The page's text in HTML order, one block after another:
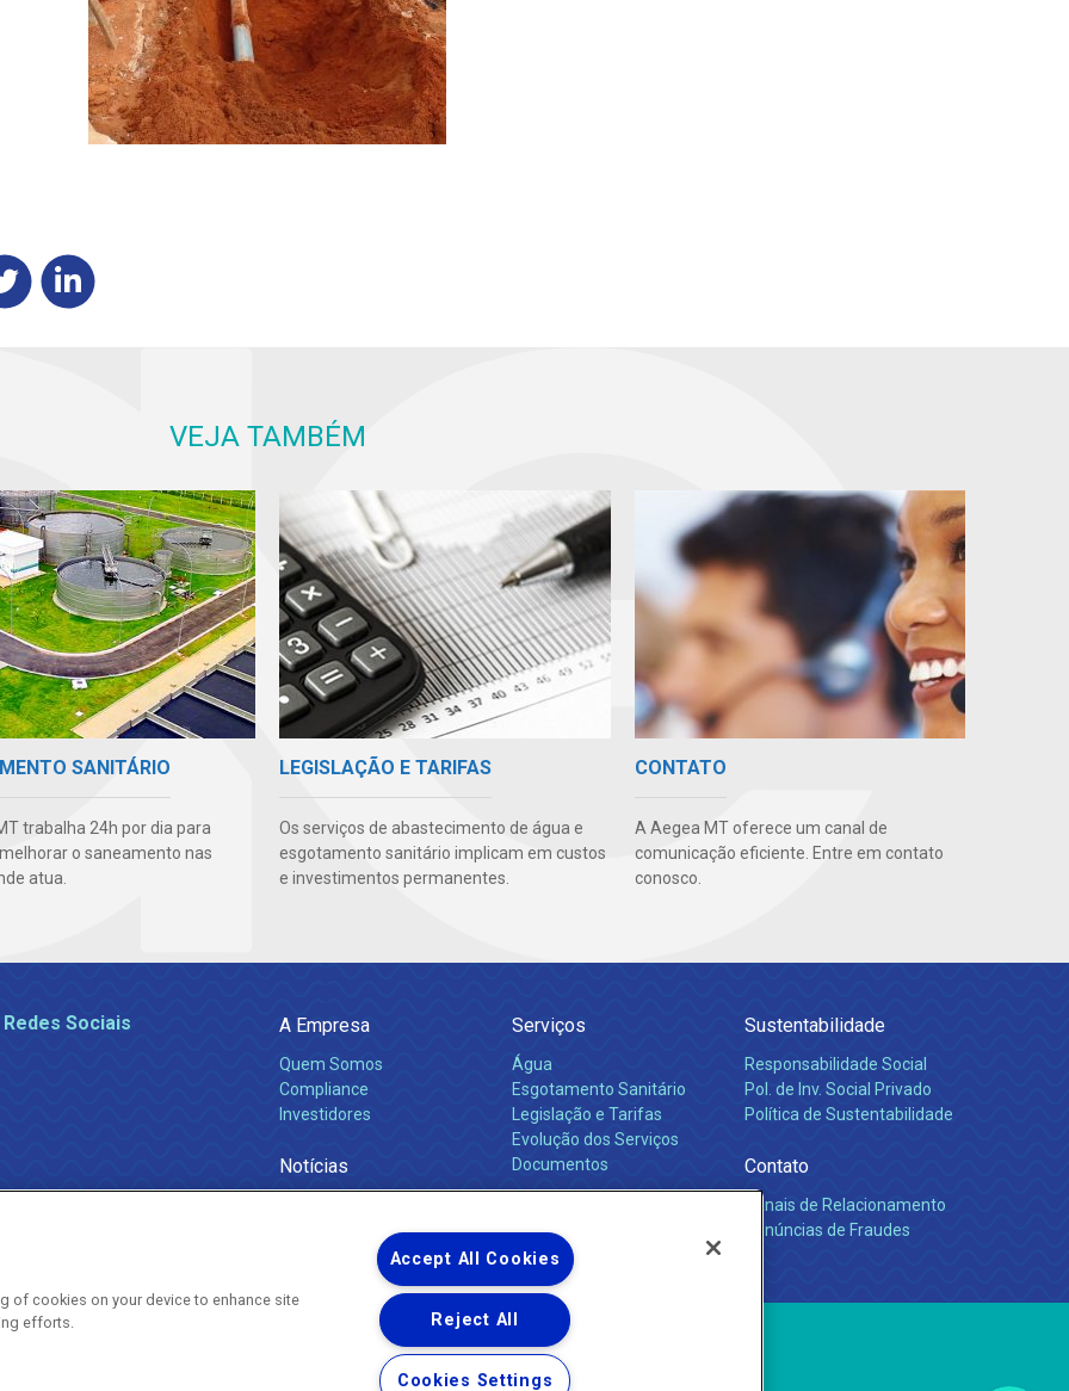
VEJA TAMBÉM
SANITÁRIO
trabalha 24h por dia para
o saneamento nas
atua.
LEGISLAÇÃO E TARIFAS
Os serviços de abastecimento de água e
esgotamento sanitário implicam em custos
e investimentos permanentes.
CONTATO
A Aegea MT oferece um canal de
comunicação eficiente. Entre em contato
conosco.
Sociais A Empresa
Quem Somos
Compliance
Investidores
Notícias
Serviços
Água
Esgotamento Sanitário
Legislação e Tarifas
Evolução dos Serviços
Documentos
Sustentabilidade
Responsabilidade Social
Pol. de Inv. Social Privado
Política de Sustentabilidade
Contato
Canais de Relacionamento
Denúncias de Fraudes
Copyright ® 2026 - Todos os Direitos Reservados.
of cookies on your device to enhance site
efforts.
Accept All Cookies
Reject All
Cookies Settings